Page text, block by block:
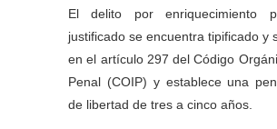
El delito por enriquecimiento
justificado se encuentra tipificado y
en el artículo 297 del Código
Penal (COIP) y establece una
de libertad de tres a cinco años.